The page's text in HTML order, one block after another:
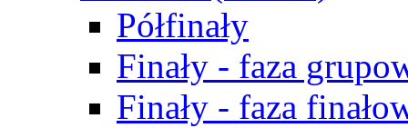
Półfinały
Finały - faza
Finały - faza